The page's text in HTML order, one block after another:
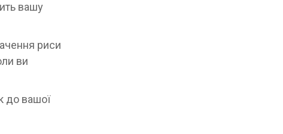
вашу
риси
ви
до вашої